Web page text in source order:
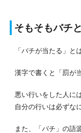
そもそもバチ
「バチが当たる」とは
漢字で書くと「罰が
悪い行いをした人に
自分の行いは必ずな
また、「バチ」の語